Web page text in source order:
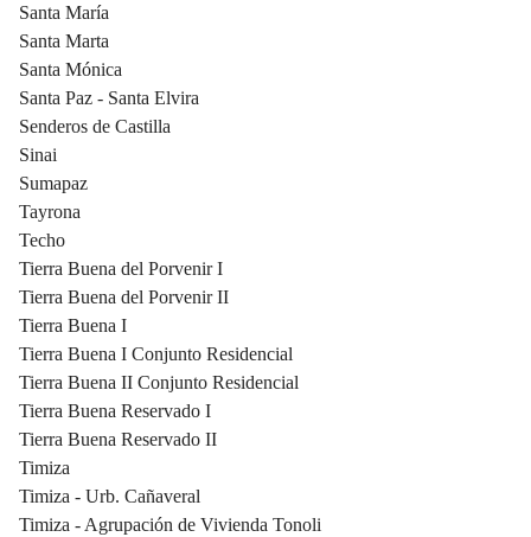
Santa María
Santa Marta
Santa Mónica
Santa Paz - Santa Elvira
Senderos de Castilla
Sinai
Sumapaz
Tayrona
Techo
Tierra Buena del Porvenir I
Tierra Buena del Porvenir II
Tierra Buena I
Tierra Buena I Conjunto Residencial
Tierra Buena II Conjunto Residencial
Tierra Buena Reservado I
Tierra Buena Reservado II
Timiza
Timiza - Urb. Cañaveral
Timiza - Agrupación de Vivienda Tonoli